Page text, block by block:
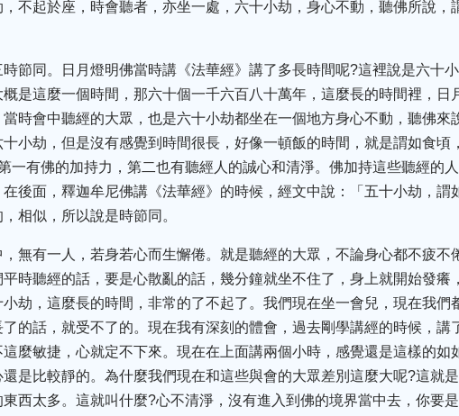
，不起於座，時會聽者，亦坐一處，六十小劫，身心不動，聽佛所說
時節同。日月燈明佛當時講《法華經》講了多長時間呢?這裡說是六十
概是這麼一個時間，那六十個一千六百八十萬年，這麼長的時間裡，日
時會中聽經的大眾，也是六十小劫都坐在一個地方身心不動，聽佛來
小劫，但是沒有感覺到時間很長，好像一頓飯的時間，就是謂如食頃
一有佛的加持力，第二也有聽經人的誠心和清淨。佛加持這些聽經的
後面，釋迦牟尼佛講《法華經》的時候，經文中說：「五十小劫，謂
相似，所以說是時節同。
，無有一人，若身若心而生懈倦。就是聽經的大眾，不論身心都不疲
時聽經的話，要是心散亂的話，幾分鐘就坐不住了，身上就開始發
劫，這麼長的時間，非常的了不起了。我們現在坐一會兒，現在我們
的話，就受不了的。現在我有深刻的體會，過去剛學講經的時候，講
這麼敏捷，心就定不下來。現在在上面講兩個小時，感覺還是這樣的
是比較靜的。為什麼我們現在和這些與會的大眾差別這麼大呢?這就
東西太多。這就叫什麼?心不清淨，沒有進入到佛的境界當中去，你要